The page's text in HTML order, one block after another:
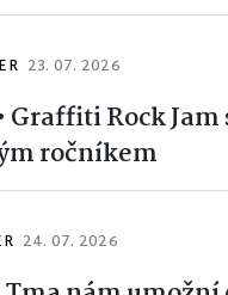
23. 07. 2026
Graffiti Rock
ročníkem
24. 07. 2026